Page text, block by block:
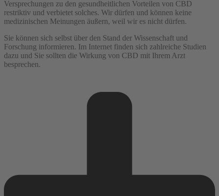
Versprechungen zu den gesundheitlichen Vorteilen von CBD
restriktiv und verbietet solches. Wir dürfen und können keine
medizinischen Meinungen äußern, weil wir es nicht dürfen.
Sie können sich selbst über den Stand der Wissenschaft und
Forschung informieren. Im Internet finden sich zahlreiche Studien
dazu und Sie sollten die Wirkung von CBD mit Ihrem Arzt
besprechen.